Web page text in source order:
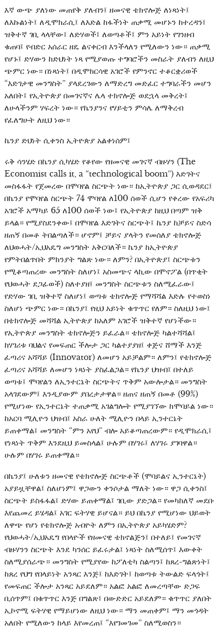
እኛ ውጭ ያለነው መጠየቅ ያለብን፤ ዘመናዊ ቴክኖሎጅ ለነጻነት፤
ለእኩልነት፤ ለዲሞክራሲ፤ ለእድል ከፋችነት ጠቃሚ መሆኑን ከተረዳን፤
ዝቅተኛ ገቢ ላላቸው፤ ለድሃወች፤ ለወጣቶች፤ ምን አይነት የገንዘብ
ቁጠባ፤ የብድር አሰራር ዘዴ ልናቀርብ እንችላለን የሚለውን ነው። ጠቃሚ
የሆኑ፤ ድሃውን ከድህነት ነጻ የሚያወጡ ተግባሮችን መስራት ያለብን ለዚህ
ጭምር ነው። በነጻነት፤ በዲሞክርሳዊ አገሮች የምንኖር ተቆርቋሪወች
“እድገታዊ መንግስት” ያላደረገውን ለማድረግ መድፈር ተግባራችን መሆን
አለበት፤ የኢትዮጵያ በመገናኛና ሌላ ተክኖሎጅ ወደኋላ መቅረት፤
ለሁላችንም ሃፍረት ነው። የኬንያንና የሃይቲን ምሳሌ ለማቅረብ
የፈለግሁት ለዚህ ነው።
ኬንያ ድህነት ሲቀንስ ኢትዮጵያ አልቀነሰም፤
ሩቅ ሳንሄድ በኬንያ ሲካሄድ የቆየው የዘመናዊ መገናኛ ብዙሃን (The
Economist calls it, a “technological boom”) እድገትና
መስፋፋት የጀመረው በሞባየል ስርጭት ነው። ከኢትዮጵያ ጋር ሲወዳደር፤
በኬንያ የሞባየል ስርጭት 74 ሞባየል ለ100 ሰወች ሲሆን የቀረው የአፍሪካ
አገሮች አማካይ 65 ለ100 ሰወች ነው፤ የኢትዮጵያ ከዚህ በጣም ዝቅ
ይላል። የሚያስደንቀው፤ በሞባየል እድገትና ስርጭት፤ ኬንያ ከቻይና ስድሳ
ዘጠኝ በመቶ ትበልጣለች። ሆኖም፤ ቻይና ያላትን የመሰለያ ቴክኖሎጅ
ለህወሓት/ኢህአዴግ መንግስት አቅርባለች። ኬንያ ከኢትዮጵያ
የምትበልጥበት ምክንያት ግልጽ ነው። ለምን? በኢትዮጵያ፤ ስርጭቱን
የሚቆጣጠረው መንግስት ስለሆነ፤ አስመጭና ላኪው በሞኖፖል (በጥቂት
የህወሓት ደጋፊወች) ስለተያዘ፤ መንግስት ስርጭቱን ስለሚፈራው፤
የድሃው ገቢ ዝቅተኛ ስለሆነ፤ ወጣቱ ቴክኖሎጅ የማሻሻል እድሉ የተወስነ
ስለሆነ ጭምር ነው። በኬንያ፤ የዚህ አይነት ቁጥጥር የለም። ስለዚህ ነው፤
በቴክኖሎጅ መሻሻል ኢትዮጵያ ከአለም አገሮች ዝቅተኛ የሆነችው።
የኢትዮጵያ መንግስት ቴክኖሎጅን ይፈራል። ቴክኖሎጅ ካልተሻሻል፤
ከሃገሪቱ ባህልና የመፍጠር ችሎታ ጋር ካልተያያዘ፤ ቀጅና ሸማች እንጅ
ፈጣሪና አሻሻይ (Innovator) ለመሆን አይቻልም። ለምን፤ የቴክኖሎጅ
ፈጣሪና አሻሻይ ለመሆን ነጻነት ያስፈልጋል። የኬንያ ህዝብ፤ በተለይ
ወጣቱ፤ ሞባየልን ለኢንተርኔት ስርጭትና ጥቅም አውሎታል። መንግስት
አላገደውም፤ እንዲያውም ያበረታታዋል። ዘጠና ዘጠኝ በመቶ (99%)
የሚሆነው የኢንተርኔት ተጠቃሚ አገልግሎት የሚያገኘው ከሞባይል ነው።
ከአርባ ሚሊዮን ህዝብ፤ አስራ ሁለት ሚሊዮን በላይ ኢንተርኔት
ይጠቀማል፤ መንግስት “ምን አየህ” ብሎ አይቆጣጠረውም። የዲሞክራሲ፤
የነጻነት ጥቅም እንደዚህ ይመስላል፤ ሁሉም በሃገሩ፤ ለሃገሩ ያገባዋል።
ሁሉም በሃገሩ ይጠቀማል።
በኬንያ፤ ሁለቱን ዘመናዊ የቴክኖሎጅ ስርጭቶች (ሞባይልና ኢንተርኔት)
አያይዟቸዋል፤ ስለሆነም፤ ዋጋውን ቀንሶታል ማለት ነው። ዋጋ ሲቀንስ፤
ስርጭት ይስፋፋል፤ ድሃው ይጠቀማል፤ ገቢው ያድጋል። የመካከለኛ መደቡ
እየጨመረ ይሄዳል፤ አገር ፍትሃዊ ይሆናል። ይህ በኬንያ የሚሆነው ህይወት
ለዋጭ የሆነ የቴክኖሎጅ አብዮት ለምን በኢትዮጵያ አይካሄድም?
የህወሓት/ኢህአዴግ የበላዮች የዘመናዊ ቴክኖልጅን፤ በተለይ፤ የመገናኛ
ብዙሃንን ስርጭት እንደ ካንሰር ይፈሩታል፤ ነጻነት ስለሚሰጥ፤ እውቀት
ስለሚያሰራጭ። መንግስት የሚያየው ከፖለቲካ ስልጣን፤ ከጸረ-ግልጽነት፤
ከጸረ የህግ የበላይነት አንጻር እንጅ፤ ከእድገት፤ ከወጣቱ ትውልድ ፍላጎት፤
የመፍጠር ችሎታ አንጻር አይደለም። አልፎ አልፎ ለመረጣቸው ድጋፍ
ቢሰጥም፤ በቁጥጥር እንጅ በግልጽ፤ በውድድር አይደለም። ቁጥጥር ያለበት
ኢኮኖሚ ፍትሃዊ የማይሆነው ለዚህ ነው። ማን መጠቀም፤ ማን መጎዳት
አለበት የሚለውን ከላይ እየመረጠ፤ “እየገመገመ” ስለሚወስን።